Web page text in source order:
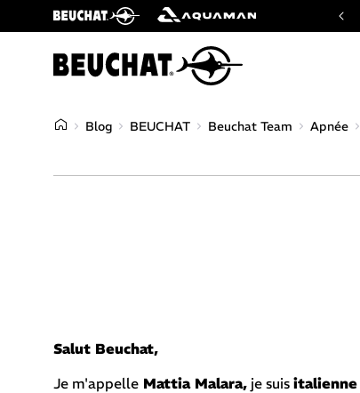
des marques Beuchat & Aquaman
Blog BEUCHAT Beuchat Team Apnée
Salut Beuchat,
Je m'appelle Mattia Malara, je suis italienne